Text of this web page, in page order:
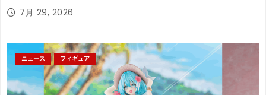
7月 29, 2026
ニュース フィギュア